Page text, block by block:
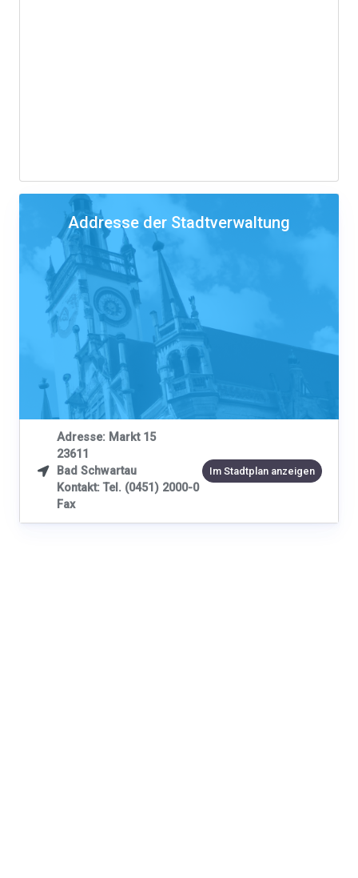
Addresse der Stadtverwaltung

Adresse: Markt 15
23611
Bad Schwartau
Kontakt: Tel. (0451) 2000-0
Fax
Im Stadtplan anzeigen